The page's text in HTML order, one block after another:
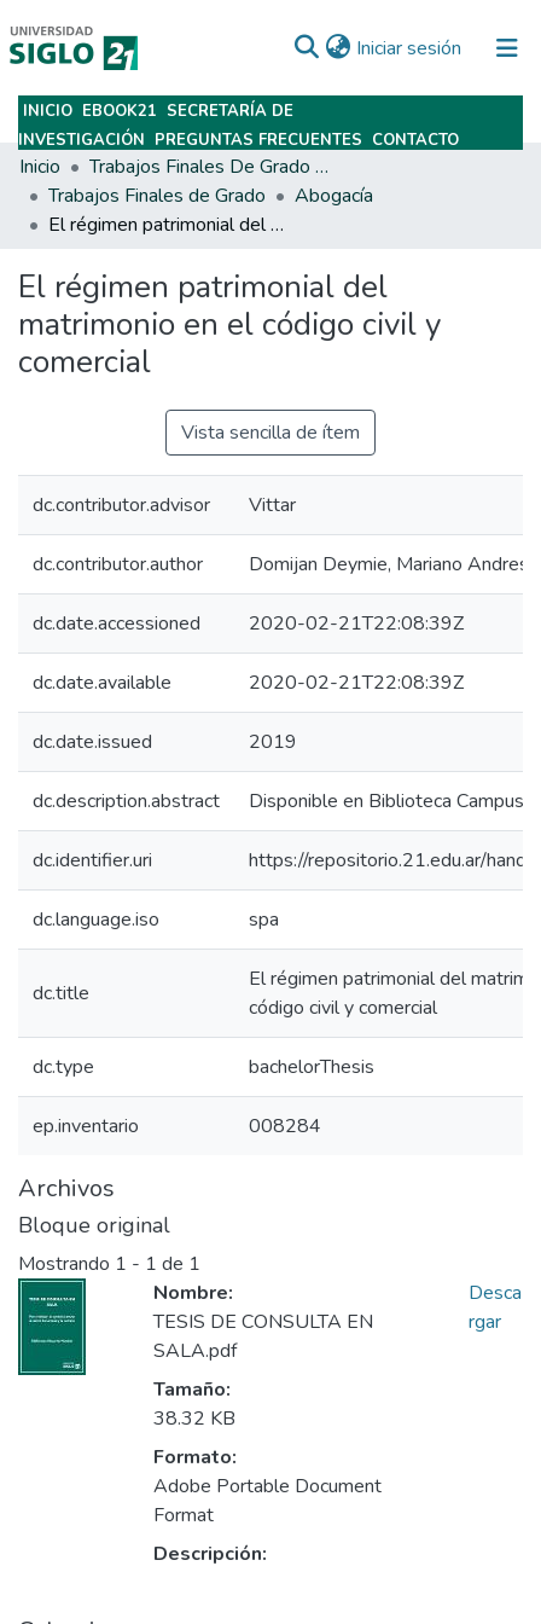
Iniciar sesión (current)
Subir
INICIO EBOOK21 SECRETARÍA DE
INVESTIGACIÓN PREGUNTAS FRECUENTES CONTACTO
Inicio
Trabajos Finales De Grado Y Posgrado
Trabajos Finales de Grado
Abogacía
El régimen patrimonial del matrimonio en el código civil y comercial
El régimen patrimonial del
matrimonio en el código civil y
comercial
Vista sencilla de ítem
dc.contributor.advisor Vittar
dc.contributor.author Domijan Deymie, Mariano Andres
dc.date.accessioned 2020-02-21T22:08:39Z
dc.date.available 2020-02-21T22:08:39Z
dc.date.issued 2019
dc.description.abstract Disponible en Biblioteca Campus
dc.identifier.uri https://repositorio.21.edu.ar/
dc.language.iso spa
dc.title
El régimen patrimonial del
código civil y comercial
dc.type bachelorThesis
ep.inventario 008284
Archivos
Bloque original
Mostrando 1 - 1 de 1
Nombre:
TESIS DE CONSULTA EN
SALA.pdf
Tamaño:
38.32 KB
Formato:
Adobe Portable Document
Format
Descripción:
Desca
rgar